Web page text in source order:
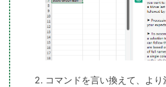
コマンドを言い換えて、よ